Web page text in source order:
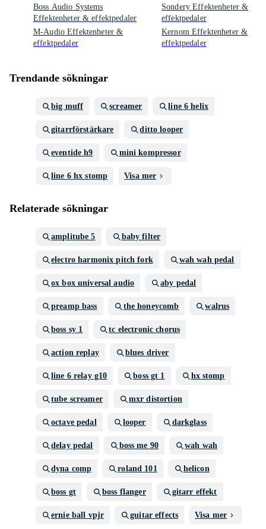
Boss Audio Systems
Effektenheter & effektpedaler
M-Audio Effektenheter &
effektpedaler
Sondery Effektenheter &
effektpedaler
Kernom Effektenheter &
effektpedaler
Trendande sökningar
big muff screamer line 6 helix
gitarrförstärkare ditto looper
eventide h9 mini kompressor
line 6 hx stomp Visa mer
Relaterade sökningar
amplitube 5 baby filter
electro harmonix pitch fork wah wah pedal
ox box universal audio aby pedal
preamp bass the honeycomb walrus
boss sy 1 tc electronic chorus
action replay blues driver
line 6 relay g10 boss gt 1 hx stomp
tube screamer mxr distortion
octave pedal looper darkglass
delay pedal boss me 90 wah wah
dyna comp roland 101 helicon
boss gt boss flanger gitarr effekt
ernie ball vpjr guitar effects Visa mer